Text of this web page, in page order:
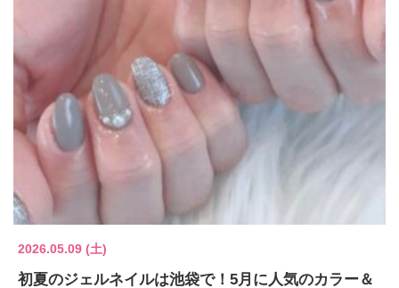
2026.05.09 (土)
初夏のジェルネイルは池袋で！5月に人気のカラー＆